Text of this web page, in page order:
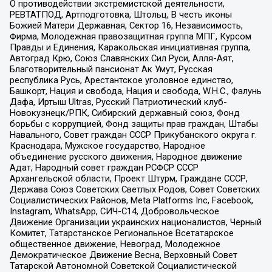
О противодействии экстремистской деятельности,
РЕВТАТПОД, Артподготовка, Штольц, В честь иконы
Божией Матери Державная, Сектор 16, Независимость,
Фирма, Молодежная правозащитная группа МПГ, Курсом
Правды и Единения, Каракольская инициативная группа,
Автоград Крю, Союз Славянских Сил Руси, Алля-Аят,
Благотворительный пансионат Ак Умут, Русская
республика Русь, Арестантское уголовное единство,
Башкорт, Нация и свобода, Нация и свобода, W.H.С., Фалунь
Дафа, Иртыш Ultras, Русский Патриотический клуб-
Новокузнецк/РПК, Сибирский державный союз, Фонд
борьбы с коррупцией, Фонд защиты прав граждан, Штабы
Навального, Совет граждан СССР Прикубанского округа г.
Краснодара, Мужское государство, Народное
объединение русского движения, Народное движение
Адат, Народный совет граждан РСФСР СССР
Архангельской области, Проект Штурм, Граждане СССР,
Держава Союз Советских Светлых Родов, Совет Советских
Социалистических Районов, Meta Platforms Inc, Facebook,
Instagram, WhatsApp, СИЧ-С14, Добровольческое
Движение Организации украинских националистов, Черный
Комитет, Татарстанское Региональное Всетатарское
общественное движение, Невоград, Молодежное
Демократическое Движение Весна, Верховный Совет
Татарской Автономной Советской Социалистической